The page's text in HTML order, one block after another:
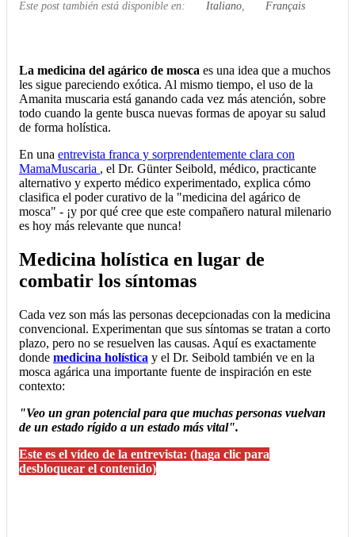
Este post también está disponible en: Italiano Français
La medicina del agárico de mosca es una idea que a muchos
les sigue pareciendo exótica. Al mismo tiempo, el uso de la
Amanita muscaria está ganando cada vez más atención, sobre
todo cuando la gente busca nuevas formas de apoyar su salud
de forma holística.
En una entrevista franca y sorprendentemente clara con
MamaMuscaria , el Dr. Günter Seibold, médico, practicante
alternativo y experto médico experimentado, explica cómo
clasifica el poder curativo de la "medicina del agárico de
mosca" - ¡y por qué cree que este compañero natural milenario
es hoy más relevante que nunca!
Medicina holística en lugar de
combatir los síntomas
Cada vez son más las personas decepcionadas con la medicina
convencional. Experimentan que sus síntomas se tratan a corto
plazo, pero no se resuelven las causas. Aquí es exactamente
donde medicina holística y el Dr. Seibold también ve en la
mosca agárica una importante fuente de inspiración en este
contexto:
"Veo un gran potencial para que muchas personas vuelvan
de un estado rígido a un estado más vital".
Este es el vídeo de la entrevista: (haga clic para
desbloquear el contenido)